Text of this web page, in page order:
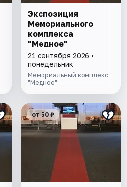
Экспозиция
Мемориального
комплекса
"Медное"
21 сентября 2026 •
понедельник
Мемориальный комплекс
"Медное"
от 50 ₽